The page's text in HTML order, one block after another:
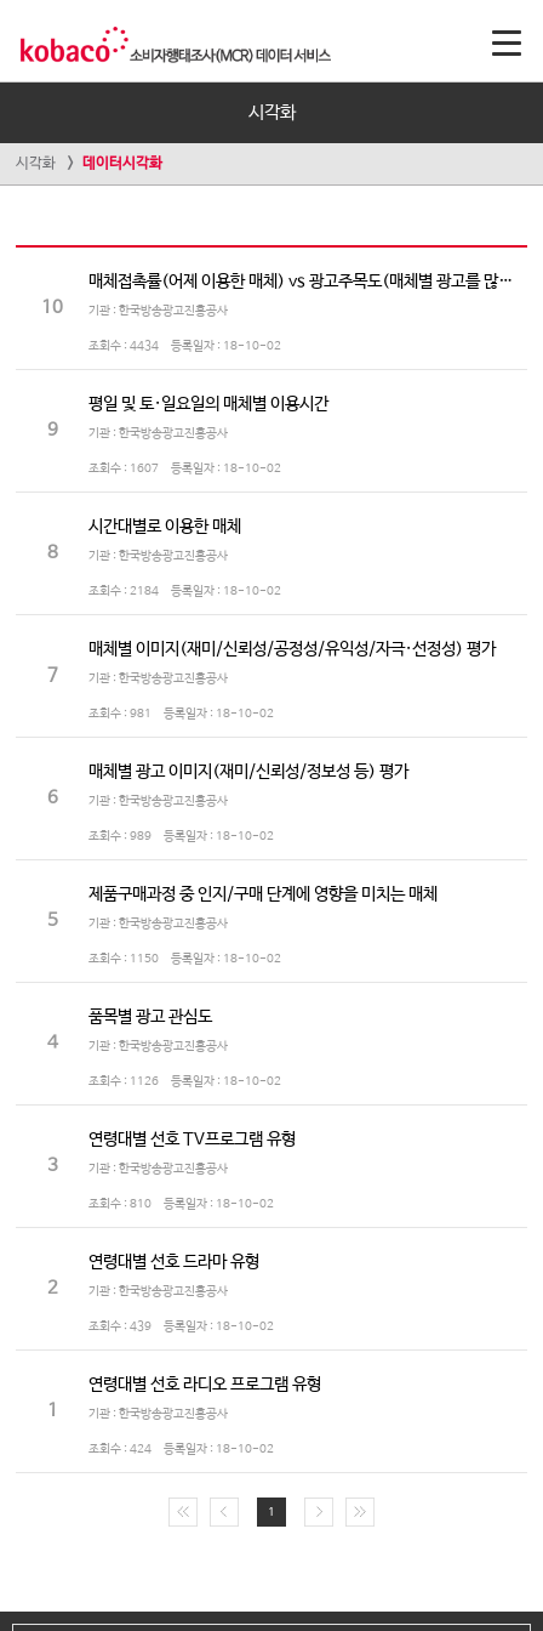
시각화
시각화 데이터시각화
10
매체접촉률(어제 이용한 매체) vs 광고주목도(매체별 광고를 많이 보는/듣는 정도)
기관 : 한국방송광고진흥공사
조회수 : 4434 등록일자 : 18-10-02
9
평일 및 토·일요일의 매체별 이용시간
기관 : 한국방송광고진흥공사
조회수 : 1607 등록일자 : 18-10-02
8
시간대별로 이용한 매체
기관 : 한국방송광고진흥공사
조회수 : 2184 등록일자 : 18-10-02
7
매체별 이미지(재미/신뢰성/공정성/유익성/자극·선정성) 평가
기관 : 한국방송광고진흥공사
조회수 : 981 등록일자 : 18-10-02
6
매체별 광고 이미지(재미/신뢰성/정보성 등) 평가
기관 : 한국방송광고진흥공사
조회수 : 989 등록일자 : 18-10-02
5
제품구매과정 중 인지/구매 단계에 영향을 미치는 매체
기관 : 한국방송광고진흥공사
조회수 : 1150 등록일자 : 18-10-02
4
품목별 광고 관심도
기관 : 한국방송광고진흥공사
조회수 : 1126 등록일자 : 18-10-02
3
연령대별 선호 TV프로그램 유형
기관 : 한국방송광고진흥공사
조회수 : 810 등록일자 : 18-10-02
2
연령대별 선호 드라마 유형
기관 : 한국방송광고진흥공사
조회수 : 439 등록일자 : 18-10-02
1
연령대별 선호 라디오 프로그램 유형
기관 : 한국방송광고진흥공사
조회수 : 424 등록일자 : 18-10-02
1